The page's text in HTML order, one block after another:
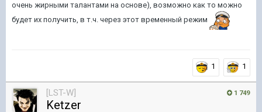
очень жирными талантами на основе), возможно как то можно
будет их получить, в т.ч. через этот временный режим
1 1
1 749
[LST-W]
Ketzer